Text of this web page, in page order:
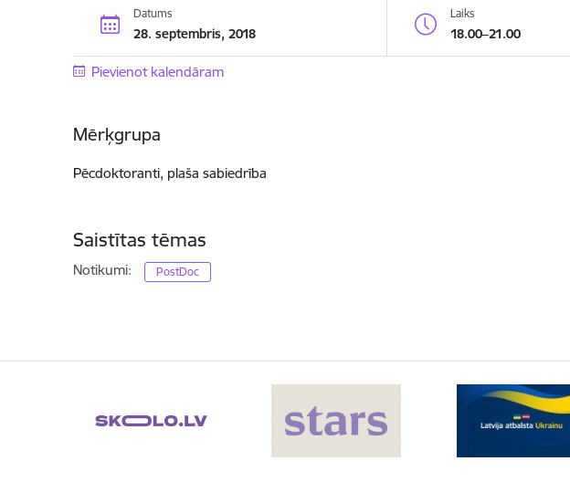
Datums
28. septembris, 2018
Laiks
18.00–21.00
Pievienot kalendāram
Mērķgrupa
Pēcdoktoranti, plaša sabiedrība
Saistītas tēmas
Notikumi: PostDoc